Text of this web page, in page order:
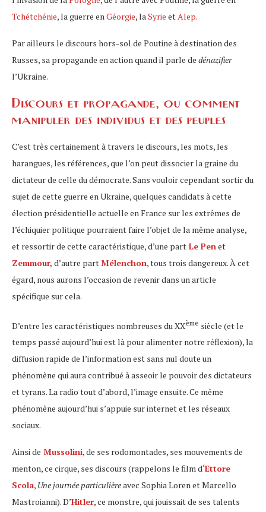
Tchétchénie, la guerre en Géorgie, la Syrie et Alep.
Par ailleurs le discours hors-sol de Poutine à destination des
Russes, sa propagande en action quand il parle de dénazifier
l’Ukraine.
Discours et propagande, ou comment
manipuler des individus et des peuples
C’est très certainement à travers le discours, les mots, les
harangues, les références, que l’on peut dissocier la graine du
dictateur de celle du démocrate. Sans vouloir cependant sortir du
sujet de cette guerre en Ukraine, quelques candidats à cette
élection présidentielle actuelle en France sur les extrêmes de
l’échiquier politique pourraient faire l’objet de la même analyse,
et ressortir de cette caractéristique, d’une part Le Pen et
Zemmour, d’autre part Mélenchon, tous trois dangereux. À cet
égard, nous aurons l’occasion de revenir dans un article
spécifique sur cela.
D’entre les caractéristiques nombreuses du XXème siècle (et le
temps passé aujourd’hui est là pour alimenter notre réflexion), la
diffusion rapide de l’information est sans nul doute un
phénomène qui aura contribué à asseoir le pouvoir des dictateurs
et tyrans. La radio tout d’abord, l’image ensuite. Ce même
phénomène aujourd’hui s’appuie sur internet et les réseaux
sociaux.
Ainsi de Mussolini, de ses rodomontades, ses mouvements de
menton, ce cirque, ses discours (rappelons le film d‘Ettore
Scola, Une journée particulièreavec Sophia Loren et Marcello
Mastroianni). D’Hitler, ce monstre, qui jouissait de ses talents